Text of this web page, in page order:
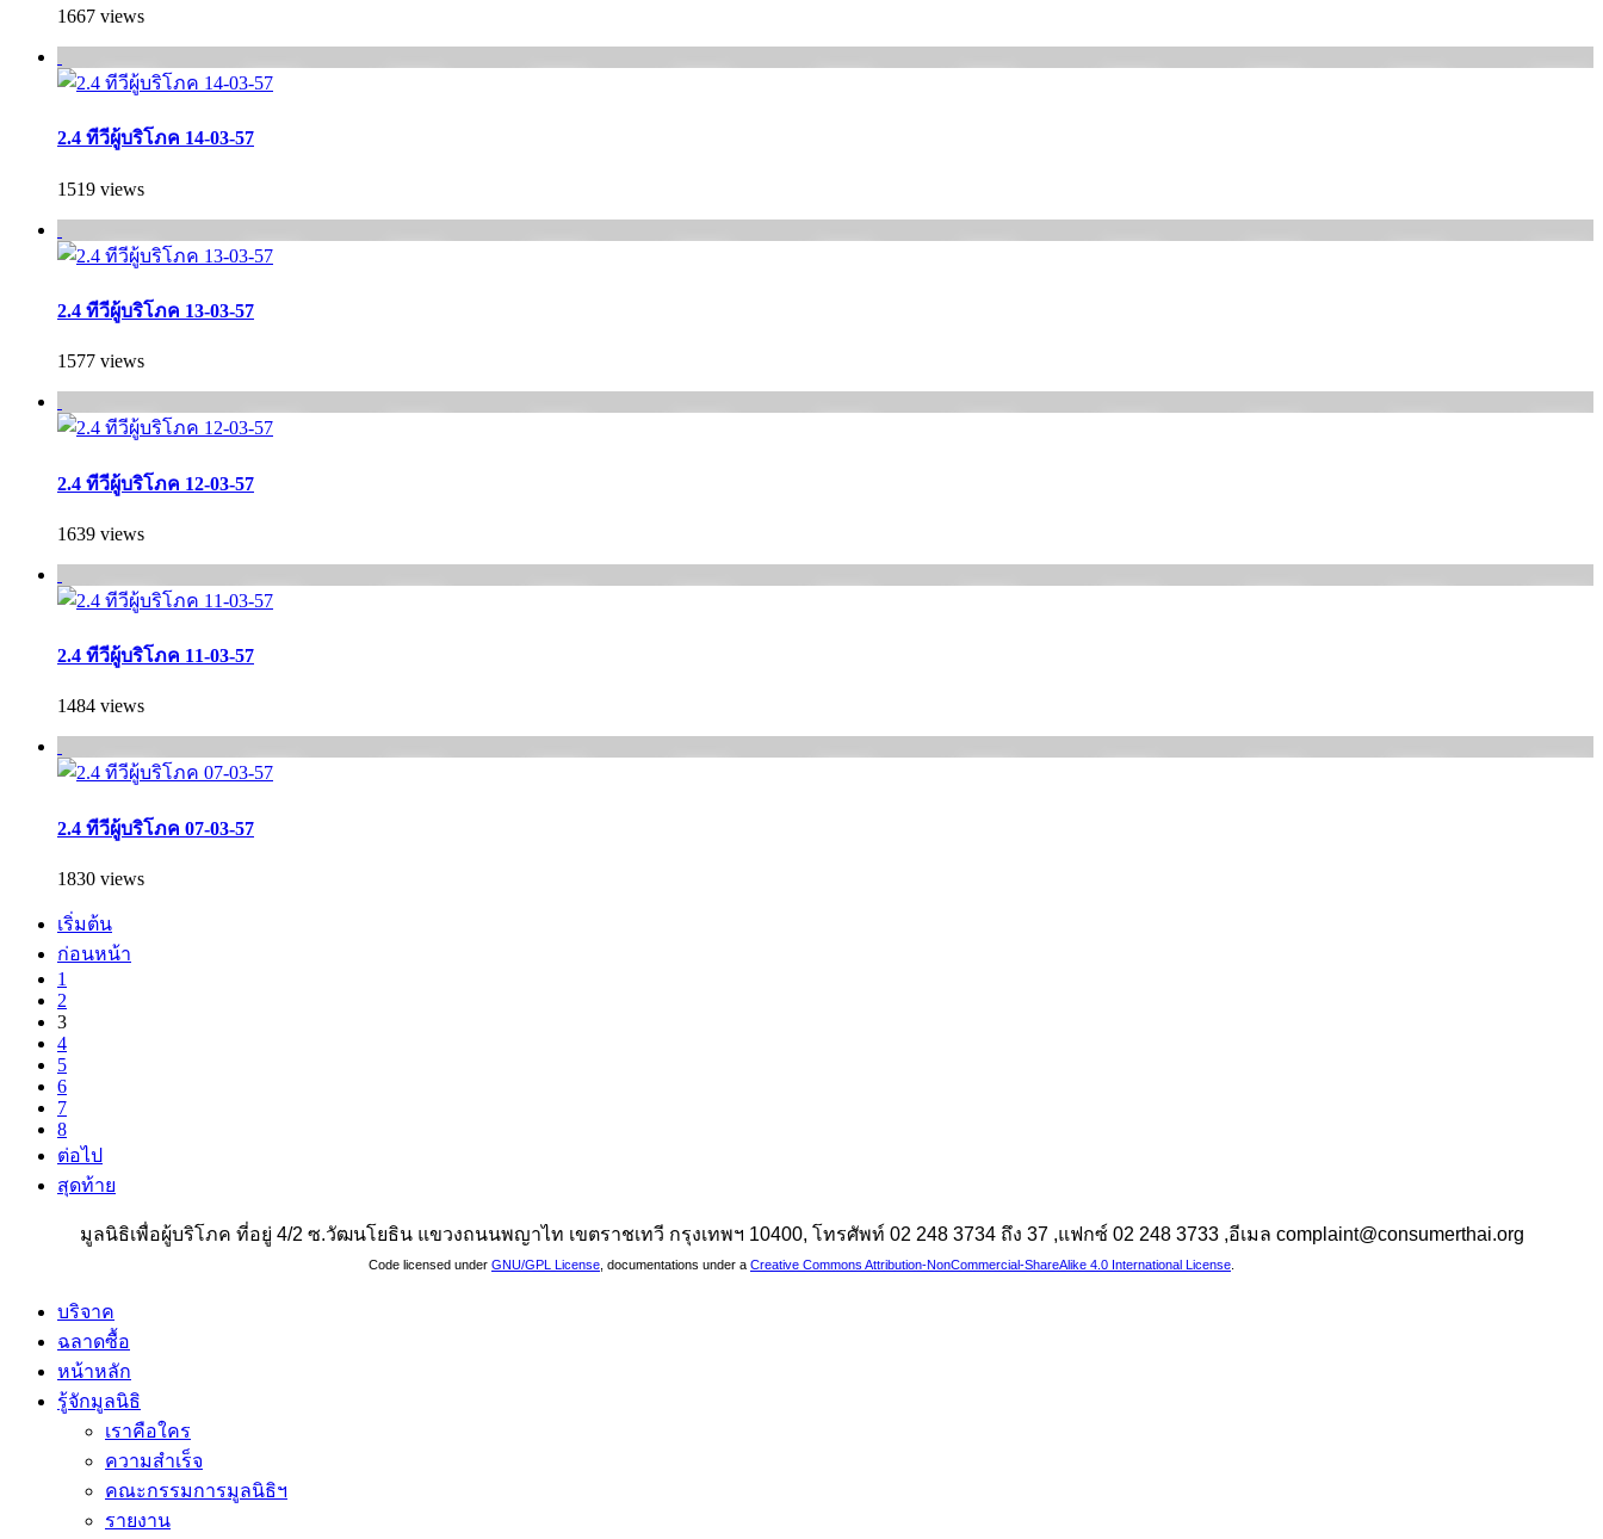
1667 views
2.4 ทีวีผู้บริโภค 14-03-57
1519 views
2.4 ทีวีผู้บริโภค 13-03-57
1577 views
2.4 ทีวีผู้บริโภค 12-03-57
1639 views
2.4 ทีวีผู้บริโภค 11-03-57
1484 views
2.4 ทีวีผู้บริโภค 07-03-57
1830 views
เริ่มต้น
ก่อนหน้า
1
2
3
4
5
6
7
8
ต่อไป
สุดท้าย
มูลนิธิเพื่อผู้บริโภค ที่อยู่ 4/2 ซ.วัฒนโยธิน แขวงถนนพญาไท เขตราชเทวี กรุงเทพฯ 10400, โทรศัพท์ 02 248 3734 ถึง 37 ,แฟกซ์ 02 248 3733 ,อีเมล complaint@consumerthai.org
Code licensed under GNU/GPL License , documentations under a Creative Commons Attribution-NonCommercial-ShareAlike 4.0 International License
บริจาค
ฉลาดซื้อ
หน้าหลัก
รู้จักมูลนิธิ
เราคือใคร
ความสำเร็จ
คณะกรรมการมูลนิธิฯ
รายงาน